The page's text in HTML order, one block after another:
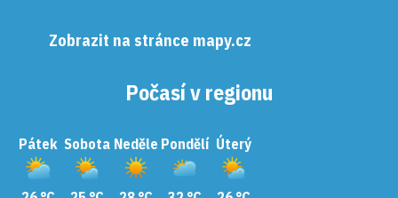
Zobrazit na stránce mapy.cz
Počasí v regionu
Pátek Sobota Neděle Pondělí Úterý